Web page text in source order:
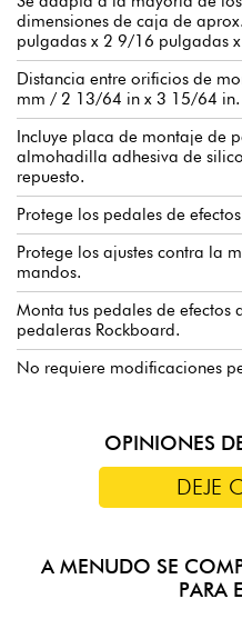
dimensiones de caja de
pulgadas x 2 9/16 pulgadas
Distancia entre orificios de
mm / 2 13/64 in x 3 15/64 in.
Incluye placa de montaje de
almohadilla adhesiva de
repuesto.
Protege los pedales de
Protege los ajustes contra la
mandos.
Monta tus pedales de efectos
pedaleras Rockboard.
No requiere modificaciones
OPINIONES
DEJE
A MENUDO SE
PARA